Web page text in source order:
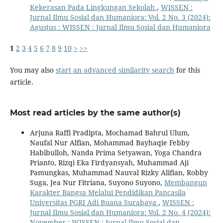
Kekerasan Pada Lingkungan Sekolah , WISSEN :
Jurnal Ilmu Sosial dan Humaniora: Vol. 2 No. 3 (2024):
Agustus : WISSEN : Jurnal Ilmu Sosial dan Humaniora
1 2 3 4 5 6 7 8 9 10 > >>
You may also start an advanced similarity search for this
article.
Most read articles by the same author(s)
Arjuna Raffi Pradipta, Mochamad Bahrul Ulum,
Naufal Nur Alfian, Mohammad Bayhaqie Febby
Habibulloh, Nanda Prima Setyawan, Yoga Chandra
Prianto, Rizqi Eka Firdyansyah, Muhammad Aji
Pamungkas, Muhammad Nauval Rizky Alifian, Robby
Suga, Jea Nur Fitriana, Suyono Suyono, Membangun
Karakter Bangsa Melalui Pendidikan Pancasila
Universitas PGRI Adi Buana Surabaya , WISSEN :
Jurnal Ilmu Sosial dan Humaniora: Vol. 2 No. 4 (2024):